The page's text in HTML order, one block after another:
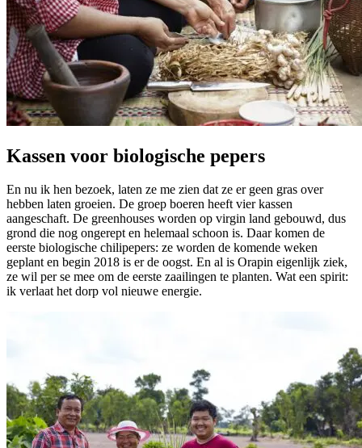
Kassen voor biologische pepers
En nu ik hen bezoek, laten ze me zien dat ze er geen gras over
hebben laten groeien. De groep boeren heeft vier kassen
aangeschaft. De greenhouses worden op virgin land gebouwd, dus
grond die nog ongerept en helemaal schoon is. Daar komen de
eerste biologische chilipepers: ze worden de komende weken
geplant en begin 2018 is er de oogst. En al is Orapin eigenlijk ziek,
ze wil per se mee om de eerste zaailingen te planten. Wat een spirit:
ik verlaat het dorp vol nieuwe energie.